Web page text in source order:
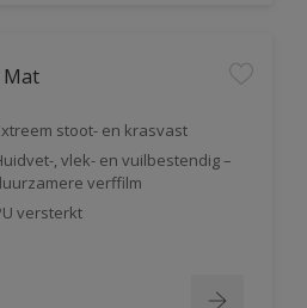
Mat
stoot- en krasvast
, vlek- en vuilbestendig –
verffilm
versterkt